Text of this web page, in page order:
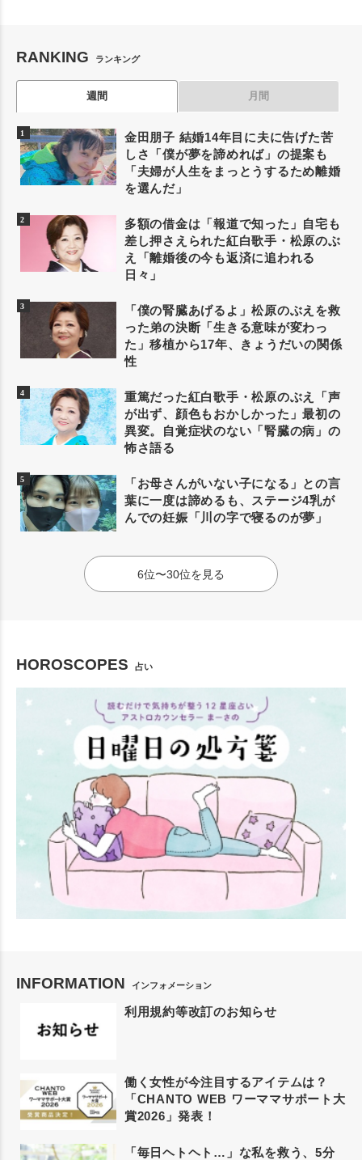
RANKING ランキング
週間 月間
金田朋子 結婚14年目に夫に告げた苦
しさ「僕が夢を諦めれば」の提案も
「夫婦が人生をまっとうするため離婚
を選んだ」
多額の借金は「報道で知った」自宅も
差し押さえられた紅白歌手・松原のぶ
え「離婚後の今も返済に追われる
日々」
「僕の腎臓あげるよ」松原のぶえを救
った弟の決断「生きる意味が変わっ
た」移植から17年、きょうだいの関係
性
重篤だった紅白歌手・松原のぶえ「声
が出ず、顔色もおかしかった」最初の
異変。自覚症状のない「腎臓の病」の
怖さ語る
「お母さんがいない子になる」との言
葉に一度は諦めるも、ステージ4乳が
んでの妊娠「川の字で寝るのが夢」
6位〜30位を見る
HOROSCOPES 占い
INFORMATION インフォメーション
利用規約等改訂のお知らせ
働く女性が今注目するアイテムは？
「CHANTO WEB ワーママサポート大
賞2026」発表！
「毎日ヘトヘト…」な私を救う、5分